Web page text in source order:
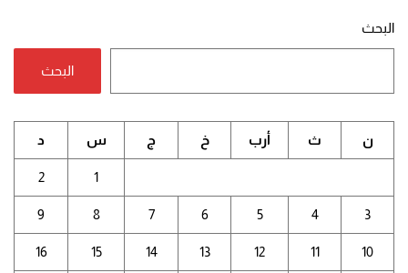
البحث
البحث
ن ث أرب خ ج س د
1
2
3
4
5
6
7
8
9
10
11
12
13
14
15
16